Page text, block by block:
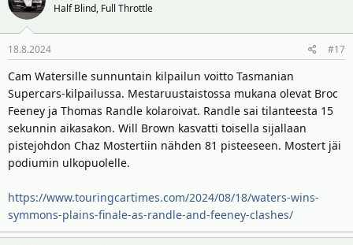
Half Blind, Full Throttle
18.8.2024 #17
Cam Watersille sunnuntain kilpailun voitto Tasmanian
Supercars-kilpailussa. Mestaruustaistossa mukana olevat Broc
Feeney ja Thomas Randle kolaroivat. Randle sai tilanteesta 15
sekunnin aikasakon. Will Brown kasvatti toisella sijallaan
pistejohdon Chaz Mostertiin nähden 81 pisteeseen. Mostert jäi
podiumin ulkopuolelle.
https://www.touringcartimes.com/2024/08/18/waters-wins-
symmons-plains-finale-as-randle-and-feeney-clashes/